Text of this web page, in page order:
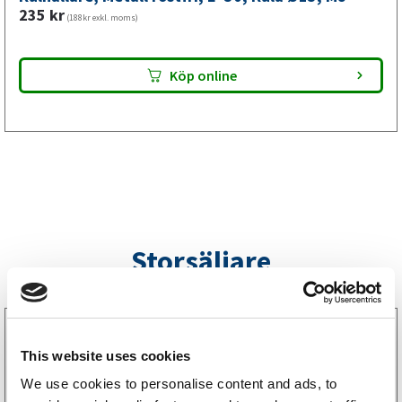
This website uses cookies
We use cookies to personalise content and ads, to
mm,
mängd
235 kr (188kr exkl. moms)
Köp online
Storsäljare
LGF Skylt Självhäftande